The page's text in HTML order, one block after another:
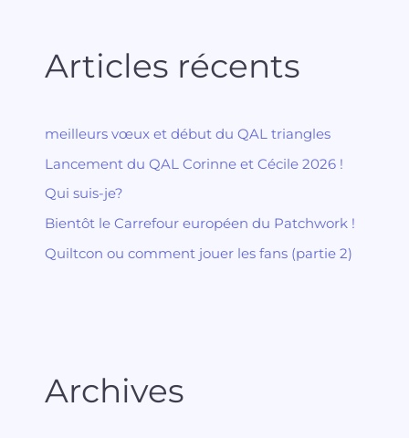
Articles récents
meilleurs vœux et début du QAL triangles
Lancement du QAL Corinne et Cécile 2026 !
Qui suis-je?
Bientôt le Carrefour européen du Patchwork !
Quiltcon ou comment jouer les fans (partie 2)
Archives